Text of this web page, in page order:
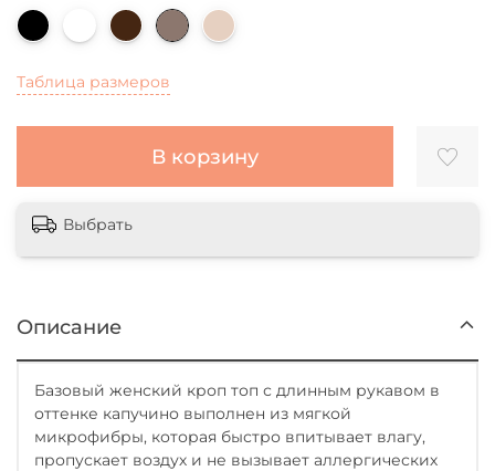
Таблица размеров
В корзину
Выбрать
Описание
Базовый женский кроп топ с длинным рукавом в
оттенке капучино выполнен из мягкой
микрофибры, которая быстро впитывает влагу,
пропускает воздух и не вызывает аллергических